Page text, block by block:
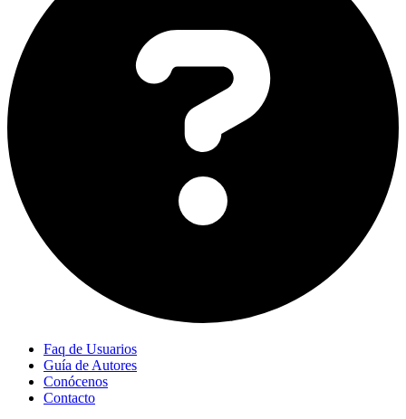
Faq de Usuarios
Guía de Autores
Conócenos
Contacto